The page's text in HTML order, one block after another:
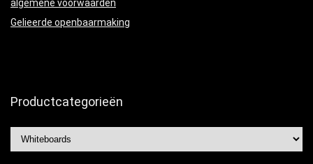
algemene voorwaarden
Gelieerde openbaarmaking
Productcategorieën